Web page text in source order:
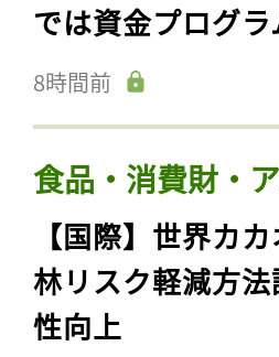
では資金プログラ
8時間前
食品・消費財・
【国際】世界カ
林リスク軽減方
性向上